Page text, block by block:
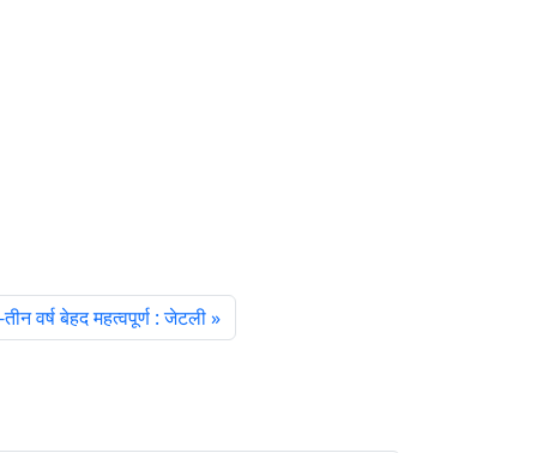
वर्ष बेहद महत्वपूर्ण : जेटली